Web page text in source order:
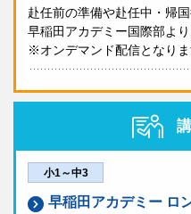
赴任前の準備や赴任中・帰
早稲田アカデミー国際部よ
※オンデマンド配信となりま
小1～中3
早稲田アカデミー ロ